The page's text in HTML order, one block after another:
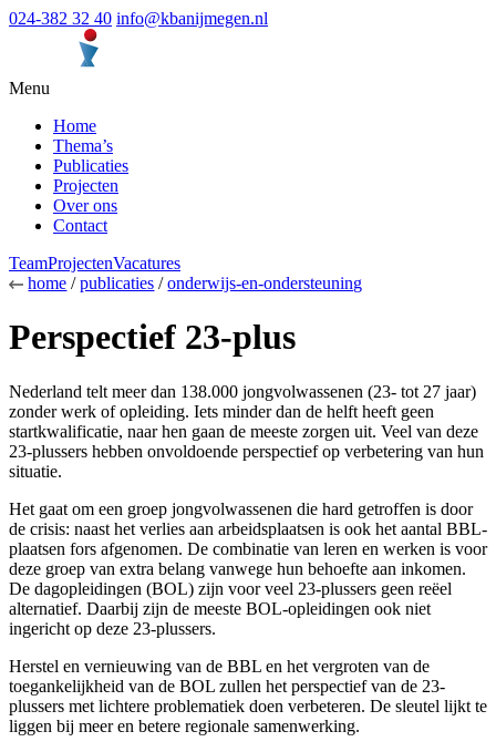
024-382 32 40 info@kbanijmegen.nl
Menu
Home
Thema’s
Publicaties
Projecten
Over ons
Contact
TeamProjectenVacatures
home /publicaties /onderwijs-en-ondersteuning
Perspectief 23-plus
Nederland telt meer dan 138.000 jongvolwassenen (23- tot 27 jaar)
zonder werk of opleiding. Iets minder dan de helft heeft geen
startkwalificatie, naar hen gaan de meeste zorgen uit. Veel van deze
23-plussers hebben onvoldoende perspectief op verbetering van hun
situatie.
Het gaat om een groep jongvolwassenen die hard getroffen is door
de crisis: naast het verlies aan arbeidsplaatsen is ook het aantal BBL-
plaatsen fors afgenomen. De combinatie van leren en werken is voor
deze groep van extra belang vanwege hun behoefte aan inkomen.
De dagopleidingen (BOL) zijn voor veel 23-plussers geen reëel
alternatief. Daarbij zijn de meeste BOL-opleidingen ook niet
ingericht op deze 23-plussers.
Herstel en vernieuwing van de BBL en het vergroten van de
toegankelijkheid van de BOL zullen het perspectief van de 23-
plussers met lichtere problematiek doen verbeteren. De sleutel lijkt te
liggen bij meer en betere regionale samenwerking.